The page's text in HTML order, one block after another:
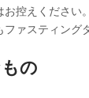
控えください。
ァスティング
の